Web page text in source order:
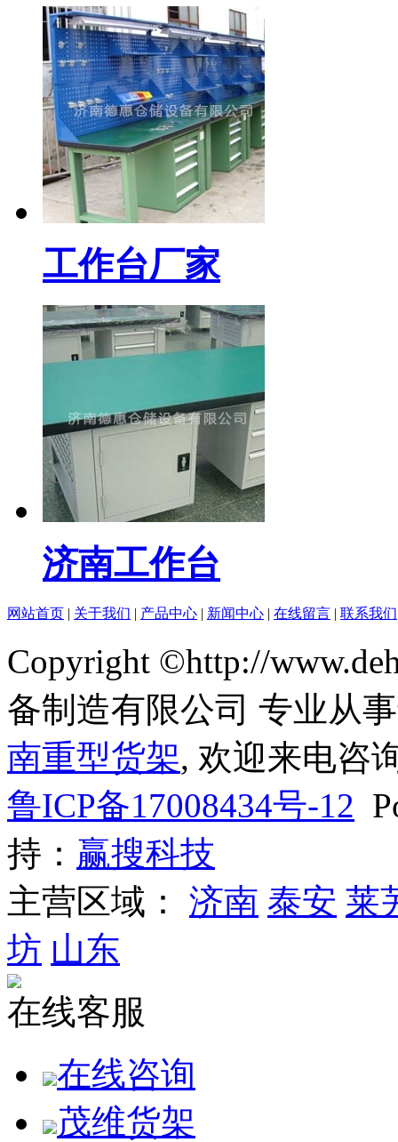
工作台厂家
济南工作台
网站首页 | 关于我们 | 产品中心 | 新闻中心 | 在线留言 | 联系我们
Copyright ©http://
备制造有限公司 专业从
南重型货架, 欢迎来电咨
鲁ICP备17008434号-12
持： 赢搜科技
主营区域： 济南 泰安 莱
坊 山东
在线客服
在线咨询
茂维货架